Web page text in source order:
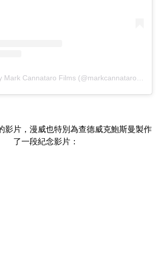
A post shared by Mark Cannataro Films (@markcannatarofilms)
片，漫威也特別為查德威克鮑斯曼製作
了一段紀念影片：